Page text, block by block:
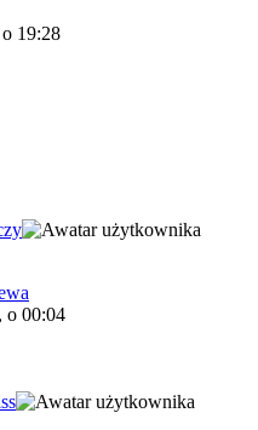
19:28
o 00:04